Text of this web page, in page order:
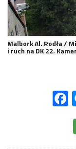
Malbork Al. Rodła /
i ruch na DK 22.